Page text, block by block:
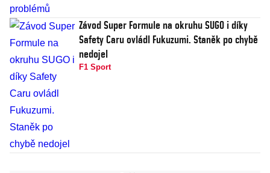
Závod Super Formule na okruhu SUGO i díky
Safety Caru ovládl Fukuzumi. Staněk po chybě
nedojel
F1 Sport